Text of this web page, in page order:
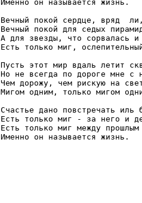
Именно он называется жизнь.
Вечный покой сердце, вряд
Вечный покой для седых
А для звезды, что сорвалась и
Есть только миг,
Пусть этот мир вдаль летит
Но не всегда по дороге мне с
Чем дорожу, чем рискую на
Мигом одним, только мигом
Счастье дано повстречать иль
Есть только миг - за него и
Есть только миг между